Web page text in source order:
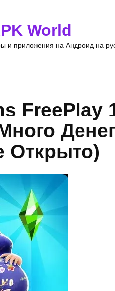
World
и приложения на Андроид на
FreePlay
Открыто)